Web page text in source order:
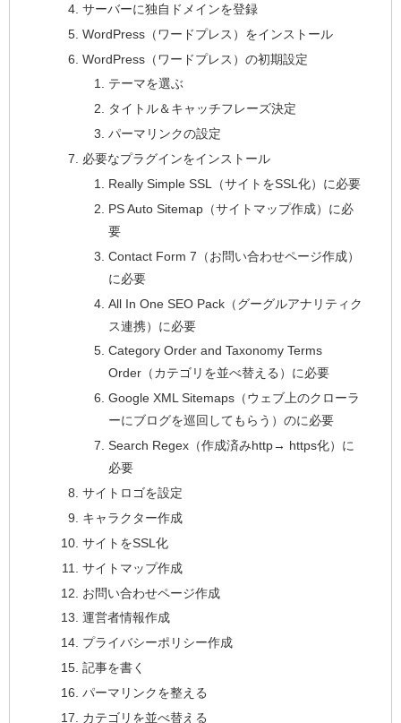
サーバーに独自ドメインを登録
WordPress（ワードプレス）をインストール
WordPress（ワードプレス）の初期設定
テーマを選ぶ
タイトル＆キャッチフレーズ決定
パーマリンクの設定
必要なプラグインをインストール
Really Simple SSL（サイトをSSL化）に必要
PS Auto Sitemap（サイトマップ作成）に必
要
Contact Form 7（お問い合わせページ作成）
に必要
All In One SEO Pack（グーグルアナリティク
ス連携）に必要
Category Order and Taxonomy Terms
Order（カテゴリを並べ替える）に必要
Google XML Sitemaps（ウェブ上のクローラ
ーにブログを巡回してもらう）のに必要
Search Regex（作成済みhttp→ https化）に
必要
サイトロゴを設定
キャラクター作成
サイトをSSL化
サイトマップ作成
お問い合わせページ作成
運営者情報作成
プライバシーポリシー作成
記事を書く
パーマリンクを整える
カテゴリを並べ替える